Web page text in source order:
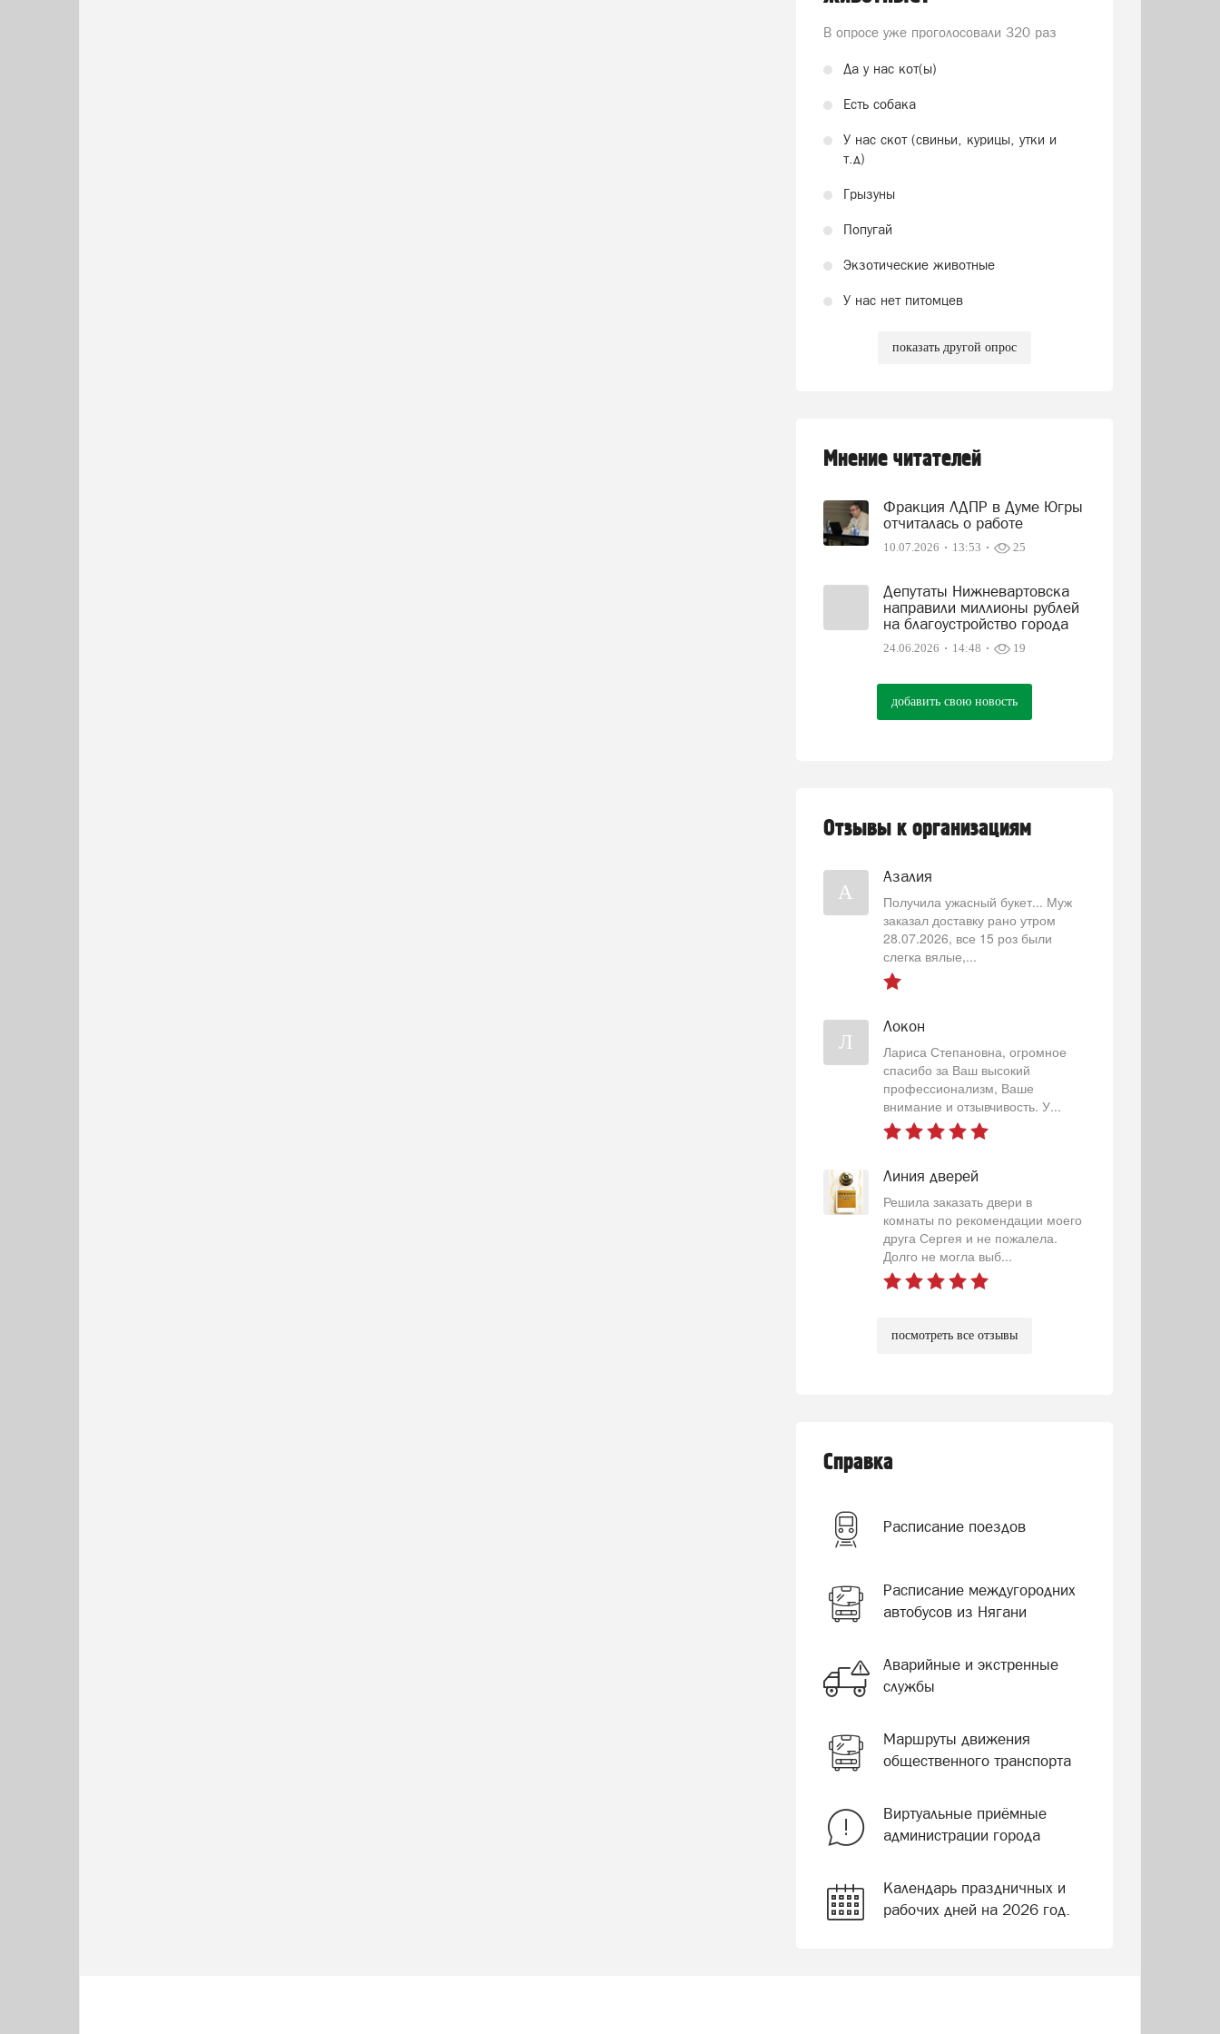
В опросе уже проголосовали 320 раз
Да у нас кот(ы)
Есть собака
У нас скот (свиньи, курицы, утки и
т.д)
Грызуны
Попугай
Экзотические животные
У нас нет питомцев
показать другой опрос
Мнение читателей
Фракция ЛДПР в Думе Югры
отчиталась о работе
10.07.2026 13:53 25
Депутаты Нижневартовска
направили миллионы рублей
на благоустройство города
24.06.2026 14:48 19
добавить свою новость
Отзывы к организациям
А
Азалия
Получила ужасный букет... Муж
заказал доставку рано утром
28.07.2026, все 15 роз были
слегка вялые,...
Л
Локон
Лариса Степановна, огромное
спасибо за Ваш высокий
профессионализм, Ваше
внимание и отзывчивость. У...
Линия дверей
Решила заказать двери в
комнаты по рекомендации моего
друга Сергея и не пожалела.
Долго не могла выб...
посмотреть все отзывы
Справка
Расписание поездов
Расписание междугородних
автобусов из Нягани
Аварийные и экстренные
службы
Маршруты движения
общественного транспорта
Виртуальные приёмные
администрации города
Календарь праздничных и
рабочих дней на 2026 год.